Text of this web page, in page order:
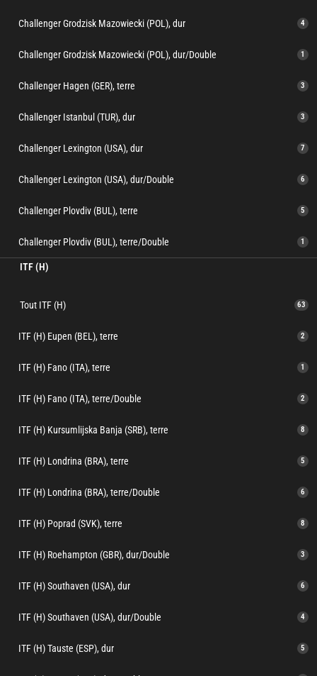
Challenger Grodzisk Mazowiecki (POL), dur 4
Challenger Grodzisk Mazowiecki (POL), dur/Double 1
Challenger Hagen (GER), terre 3
Challenger Istanbul (TUR), dur 3
Challenger Lexington (USA), dur 7
Challenger Lexington (USA), dur/Double 6
Challenger Plovdiv (BUL), terre 5
Challenger Plovdiv (BUL), terre/Double 1
ITF (H)
Tout ITF (H) 63
ITF (H) Eupen (BEL), terre 2
ITF (H) Fano (ITA), terre 1
ITF (H) Fano (ITA), terre/Double 2
ITF (H) Kursumlijska Banja (SRB), terre 8
ITF (H) Londrina (BRA), terre 5
ITF (H) Londrina (BRA), terre/Double 6
ITF (H) Poprad (SVK), terre 8
ITF (H) Roehampton (GBR), dur/Double 3
ITF (H) Southaven (USA), dur 6
ITF (H) Southaven (USA), dur/Double 4
ITF (H) Tauste (ESP), dur 5